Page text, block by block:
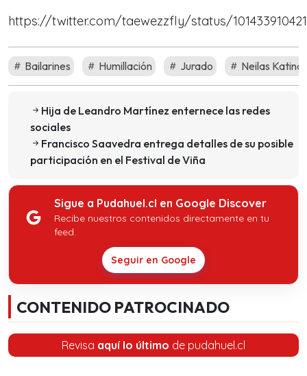
https://twitter.com/taewezzfly/status/
Bailarines Humillación Jurado Neilas Katinas
Hija de Leandro Martínez enternece las redes
sociales
Francisco Saavedra entrega detalles de su posible
participación en el Festival de Viña
Sigue a Pudahuel.cl en Google Discover
Recibe nuestros contenidos directamente en tu
feed.
Seguir en Google
CONTENIDO PATROCINADO
Revisa aquí lo último de pudahuel.cl